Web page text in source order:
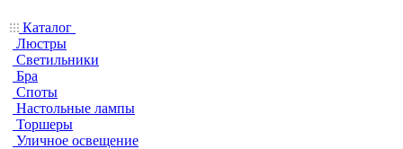
Каталог
Люстры
Светильники
Бра
Споты
Настольные лампы
Торшеры
Уличное освещение